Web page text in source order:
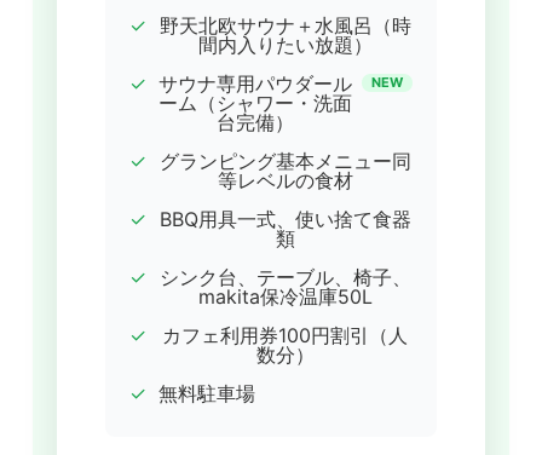
✓
野天北欧サウナ＋水風呂（時
間内入りたい放題）
✓ サウナ専用パウダール
ーム（シャワー・洗面
台完備）
NEW
✓
グランピング基本メニュー同
等レベルの食材
✓
BBQ用具一式、使い捨て食器
類
✓
シンク台、テーブル、椅子、
makita保冷温庫50L
✓
カフェ利用券100円割引（人
数分）
✓ 無料駐車場